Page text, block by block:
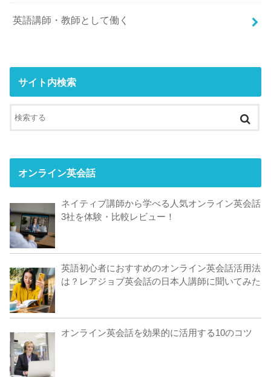
英語講師・教師として働く
サイト内検索
オンライン英会話
ネイティブ講師から学べる人気オンライン英会話
3社を体験・比較レビュー！
英語初心者におすすめのオンライン英会話活用法
は？レアジョブ英会話の日本人講師に聞いてみた
オンライン英会話を効果的に活用する10のコツ